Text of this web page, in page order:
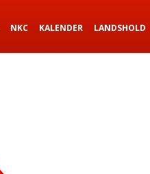
NKC KALENDER LANDSHOLD